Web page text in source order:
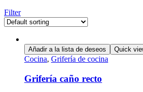
Filter
Añadir a la lista de deseos Quick
Cocina, Grifería de cocina
Grifería caño recto